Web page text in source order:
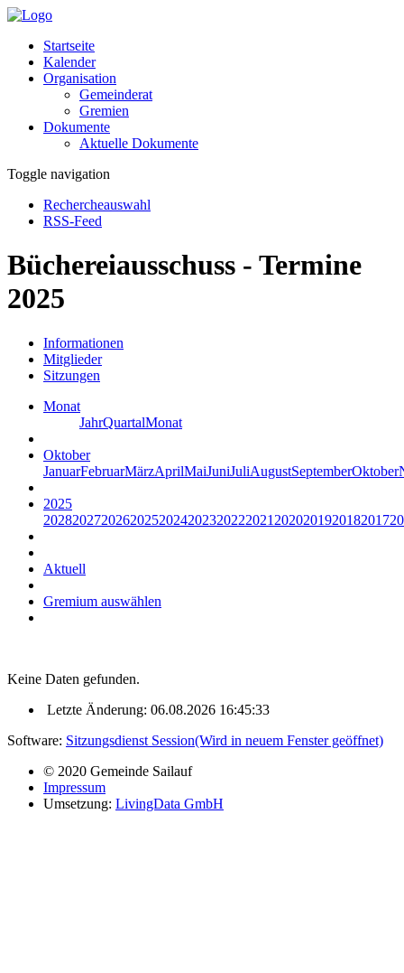
Startseite
Kalender
Organisation
Gemeinderat
Gremien
Dokumente
Aktuelle Dokumente
Toggle navigation
Rechercheauswahl
RSS-Feed
Büchereiausschuss - Termine
2025
Informationen
Mitglieder
Sitzungen
Monat
JahrQuartalMonat
Oktober
JanuarFebruarMärzAprilMaiJuniJuliAugustSeptemberOktober
2025
20282027202620252024202320222021 2020201920182017
Aktuell
Gremium auswählen
Keine Daten gefunden.
Letzte Änderung: 06.08.2026 16:45:33
Software: Sitzungsdienst Session(Wird in neuem Fenster geöffnet)
© 2020 Gemeinde Sailauf
Impressum
Umsetzung: LivingData GmbH